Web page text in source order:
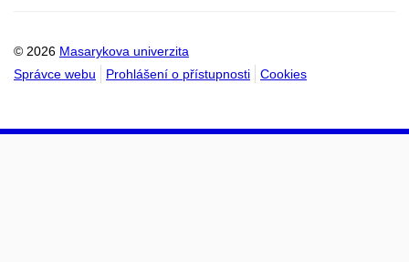
© 2026 Masarykova univerzita
Správce webu
Prohlášení o přístupnosti Cookies